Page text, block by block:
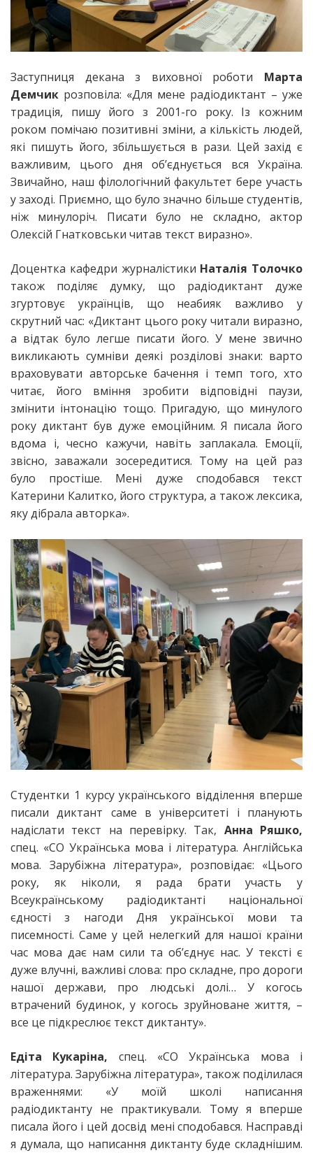
Заступниця декана з виховної роботи Марта
Демчик розповіла: «Для мене радіодиктант – уже
традиція, пишу його з 2001-го року. Із кожним
роком помічаю позитивні зміни, а кількість людей,
які пишуть його, збільшується в рази. Цей захід є
важливим, цього дня об’єднується вся Україна.
Звичайно, наш філологічний факультет бере участь
у заході. Приємно, що було значно більше студентів,
ніж минулоріч. Писати було не складно, актор
Олексій Гнатковськи читав текст виразно».
Доцентка кафедри журналістики Наталія Толочко
також поділяє думку, що радіодиктант дуже
згуртовує українців, що неабияк важливо у
скрутний час: «Диктант цього року читали виразно,
а відтак було легше писати його. У мене звично
викликають сумніви деякі розділові знаки: варто
враховувати авторське бачення і темп того, хто
читає, його вміння зробити відповідні паузи,
змінити інтонацію тощо. Пригадую, що минулого
року диктант був дуже емоційним. Я писала його
вдома і, чесно кажучи, навіть заплакала. Емоції,
звісно, заважали зосередитися. Тому на цей раз
було простіше. Мені дуже сподобався текст
Катерини Калитко, його структура, а також лексика,
яку дібрала авторка».
Студентки 1 курсу українського відділення вперше
писали диктант саме в університеті і планують
надіслати текст на перевірку. Так, Анна Ряшко,
спец. «СО Українська мова і література. Англійська
мова. Зарубіжна література», розповідає: «Цього
року, як ніколи, я рада брати участь у
Всеукраїнському радіодиктанті національної
єдності з нагоди Дня української мови та
писемності. Саме у цей нелегкий для нашої країни
час мова дає нам сили та обʼєднує нас. У тексті є
дуже влучні, важливі слова: про складне, про дороги
нашої держави, про людські долі… У когось
втрачений будинок, у когось зруйноване життя, –
все це підкреслює текст диктанту».
Едіта Кукаріна, спец. «СО Українська мова і
література. Зарубіжна література», також поділилася
враженнями: «У моїй школі написання
радіодиктанту не практикували. Тому я вперше
писала його і цей досвід мені сподобався. Насправді
я думала, що написання диктанту буде складнішим.